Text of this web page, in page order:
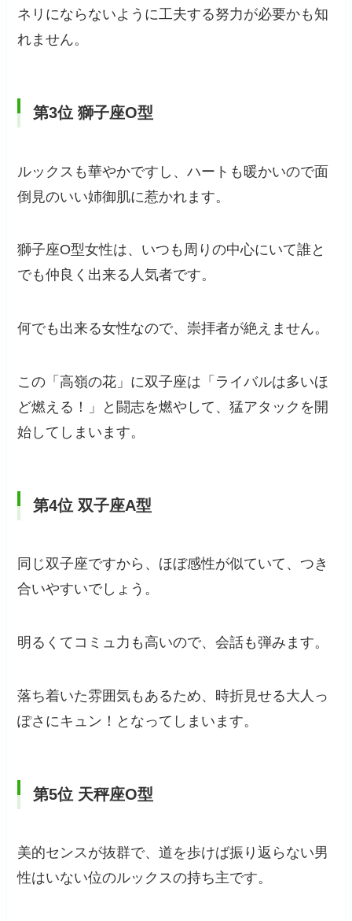
ネリにならないように工夫する努力が必要かも知
れません。
第3位 獅子座O型
ルックスも華やかですし、ハートも暖かいので面
倒見のいい姉御肌に惹かれます。
獅子座O型女性は、いつも周りの中心にいて誰と
でも仲良く出来る人気者です。
何でも出来る女性なので、崇拝者が絶えません。
この「高嶺の花」に双子座は「ライバルは多いほ
ど燃える！」と闘志を燃やして、猛アタックを開
始してしまいます。
第4位 双子座A型
同じ双子座ですから、ほぼ感性が似ていて、つき
合いやすいでしょう。
明るくてコミュ力も高いので、会話も弾みます。
落ち着いた雰囲気もあるため、時折見せる大人っ
ぽさにキュン！となってしまいます。
第5位 天秤座O型
美的センスが抜群で、道を歩けば振り返らない男
性はいない位のルックスの持ち主です。